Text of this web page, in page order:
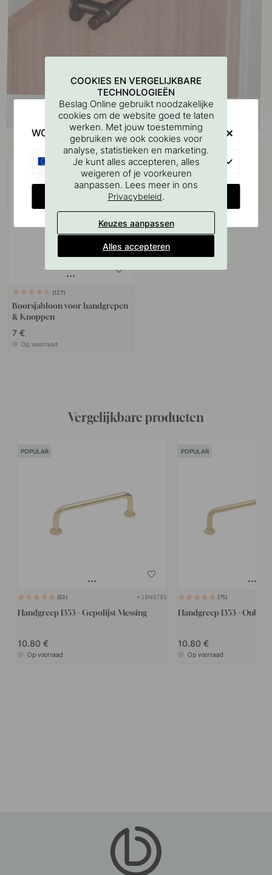
Koop samen met
127
Boorsjabloon voor handgrepen
& Knoppen
7 €
Op voorraad
Vergelijkbare producten
POPULAR
53 + LENGTES
Handgreep 1353 - Gepolijst Messing
10.80
Op voorraad
POPULAR
75
Handgreep 1353 -
10.80
Op voorraad
COOKIES EN VERGELIJKBARE
TECHNOLOGIEËN
Beslag Online gebruikt noodzakelijke
cookies om de website goed te laten
werken. Met jouw toestemming
gebruiken we ook cookies voor
analyse, statistieken en marketing.
Je kunt alles accepteren, alles
weigeren of je voorkeuren
aanpassen. Lees meer in ons
Privacybeleid.
Keuzes aanpassen
Alles accepteren
WOULD YOU RATHER VISIT?
CHANGE COUNTRY